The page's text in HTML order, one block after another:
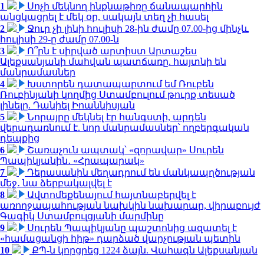
1
Սոչի մեկնող ինքնաթիռը ճանապարհին
անցկացրել է մեկ օր, սակայն տեղ չի հասել
2
Ջուր չի լինի հուլիսի 28-ին ժամը 07.00-ից մինչև
հուլիսի 29-ը ժամը 07.00-ն
3
Ո՞րն է սիրված արտիստ Արտաշես
Ալեքսանյանի մահվան պատճառը. հայտնի են
մանրամասներ
4
Խստորեն դատապարտում եմ Ռուբեն
Ռուբինյանի կողմից Ստամբուլում թուրք տեսած
լինելը. Դանիել Իոաննիսյան
5
Նորայրը մեկնել էր հանգստի, արդեն
վերադառնում է. նոր մանրամասներ՝ ողբերգական
դեպքից
6
Շառաչուն ապտակ՝ «զորավար» Սուրեն
Պապիկյանին․ «Հրապարակ»
7
Դերասանին մեղադրում են մանկապղծության
մեջ․ նա ձերբակալվել է
8
Ավտոմեքենայում հայտնաբերվել է
առողջապահության նախկին նախարար, վիրաբույժ
Գագիկ Ստամբուլցյանի մարմինը
9
Սուրեն Պապիկյանը պաշտոնից ազատել է
«համացանցի հիթ» դարձած վարչության պետին
10
ՔՊ-ն կորցրեց 1224 ձայն. Վահագն Ալեքսանյան